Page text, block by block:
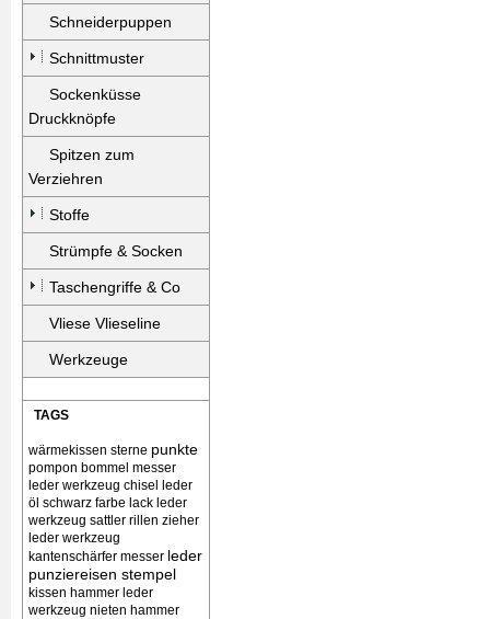
Schneiderpuppen
Schnittmuster
Sockenküsse
Druckknöpfe
Spitzen zum
Verziehren
Stoffe
Strümpfe & Socken
Taschengriffe & Co
Vliese Vlieseline
Werkzeuge
TAGS
wärmekissen sterne punkte
pompon bommel messer
leder werkzeug chisel
leder
öl schwarz farbe lack leder
werkzeug sattler rillen zieher
leder werkzeug
kantenschärfer messer leder
punziereisen stempel
kissen hammer leder
werkzeug nieten hammer